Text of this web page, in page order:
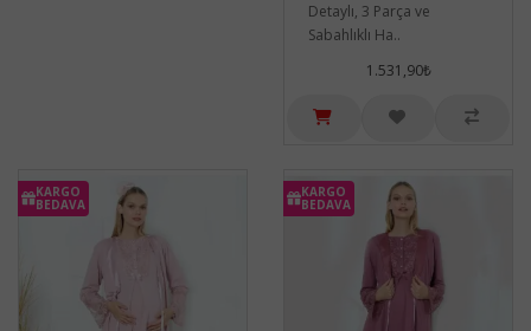
Detaylı, 3 Parça ve
Sabahlıklı Ha..
1.531,90₺
KARGO
BEDAVA
KARGO
BEDAVA